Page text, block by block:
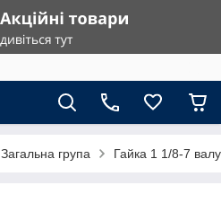
Загальна група Гайка 1 1/8-7